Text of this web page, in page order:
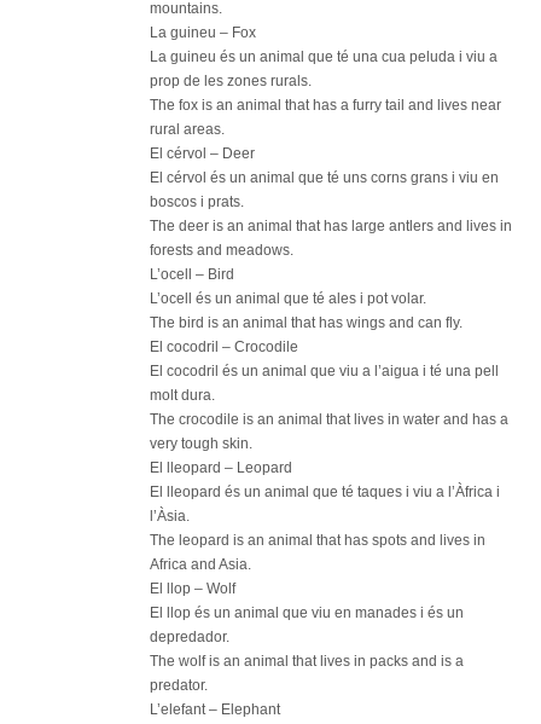
mountains.
La guineu – Fox
La guineu és un animal que té una cua peluda i viu a
prop de les zones rurals.
The fox is an animal that has a furry tail and lives near
rural areas.
El cérvol – Deer
El cérvol és un animal que té uns corns grans i viu en
boscos i prats.
The deer is an animal that has large antlers and lives in
forests and meadows.
L’ocell – Bird
L’ocell és un animal que té ales i pot volar.
The bird is an animal that has wings and can fly.
El cocodril – Crocodile
El cocodril és un animal que viu a l’aigua i té una pell
molt dura.
The crocodile is an animal that lives in water and has a
very tough skin.
El lleopard – Leopard
El lleopard és un animal que té taques i viu a l’Àfrica i
l’Àsia.
The leopard is an animal that has spots and lives in
Africa and Asia.
El llop – Wolf
El llop és un animal que viu en manades i és un
depredador.
The wolf is an animal that lives in packs and is a
predator.
L’elefant – Elephant